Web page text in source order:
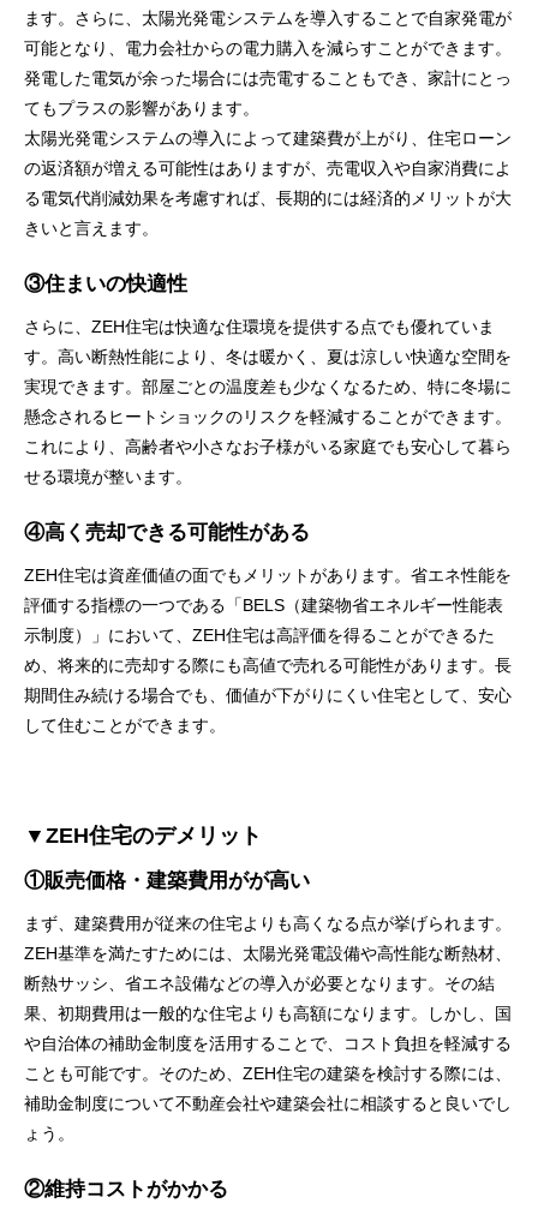
ます。さらに、太陽光発電システムを導入することで自家発電が
可能となり、電力会社からの電力購入を減らすことができます。
発電した電気が余った場合には売電することもでき、家計にとっ
てもプラスの影響があります。
太陽光発電システムの導入によって建築費が上がり、住宅ローン
の返済額が増える可能性はありますが、売電収入や自家消費によ
る電気代削減効果を考慮すれば、長期的には経済的メリットが大
きいと言えます。
③住まいの快適性
さらに、ZEH住宅は快適な住環境を提供する点でも優れていま
す。高い断熱性能により、冬は暖かく、夏は涼しい快適な空間を
実現できます。部屋ごとの温度差も少なくなるため、特に冬場に
懸念されるヒートショックのリスクを軽減することができます。
これにより、高齢者や小さなお子様がいる家庭でも安心して暮ら
せる環境が整います。
④高く売却できる可能性がある
ZEH住宅は資産価値の面でもメリットがあります。省エネ性能を
評価する指標の一つである「BELS（建築物省エネルギー性能表
示制度）」において、ZEH住宅は高評価を得ることができるた
め、将来的に売却する際にも高値で売れる可能性があります。長
期間住み続ける場合でも、価値が下がりにくい住宅として、安心
して住むことができます。
▼ZEH住宅のデメリット
①販売価格・建築費用がが高い
まず、建築費用が従来の住宅よりも高くなる点が挙げられます。
ZEH基準を満たすためには、太陽光発電設備や高性能な断熱材、
断熱サッシ、省エネ設備などの導入が必要となります。その結
果、初期費用は一般的な住宅よりも高額になります。しかし、国
や自治体の補助金制度を活用することで、コスト負担を軽減する
ことも可能です。そのため、ZEH住宅の建築を検討する際には、
補助金制度について不動産会社や建築会社に相談すると良いでし
ょう。
②維持コストがかかる